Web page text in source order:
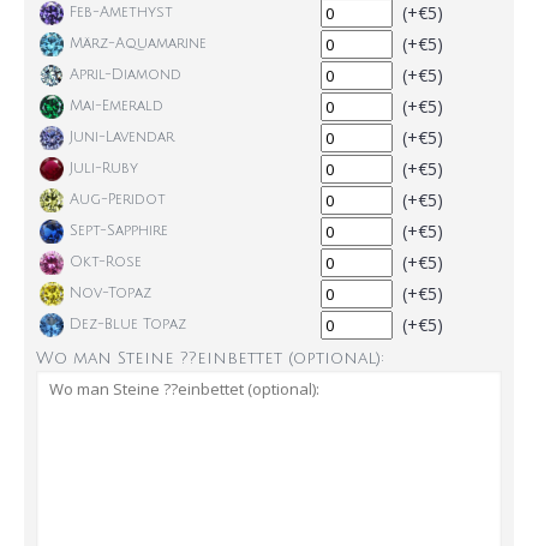
Feb-Amethyst (+€5)
März-Aquamarine (+€5)
April-Diamond (+€5)
Mai-Emerald (+€5)
Juni-Lavendar (+€5)
Juli-Ruby (+€5)
Aug-Peridot (+€5)
Sept-Sapphire (+€5)
Okt-Rose (+€5)
Nov-Topaz (+€5)
Dez-Blue Topaz (+€5)
Wo man Steine ??einbettet (optional):